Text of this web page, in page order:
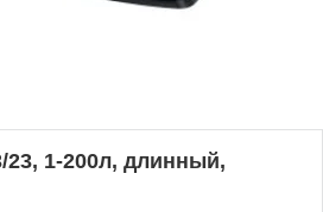
1-200л, длинный,